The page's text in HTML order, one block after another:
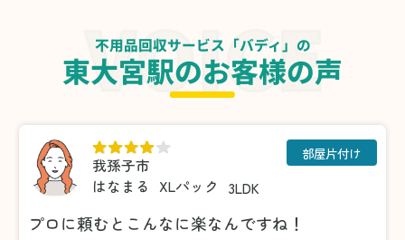
不用品回収サービス「バディ」の
東大宮駅のお客様の声
我孫子市
はなまる
XLパック 3LDK
部屋片付け
プロに頼むとこんなに楽なんですね！